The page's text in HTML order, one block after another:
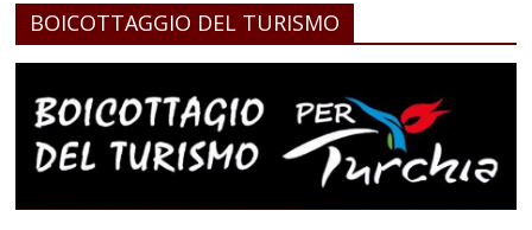
BOICOTTAGGIO DEL TURISMO